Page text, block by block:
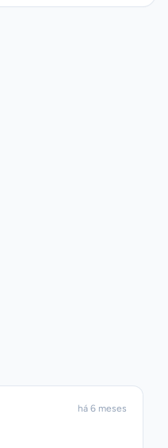
há 6 meses